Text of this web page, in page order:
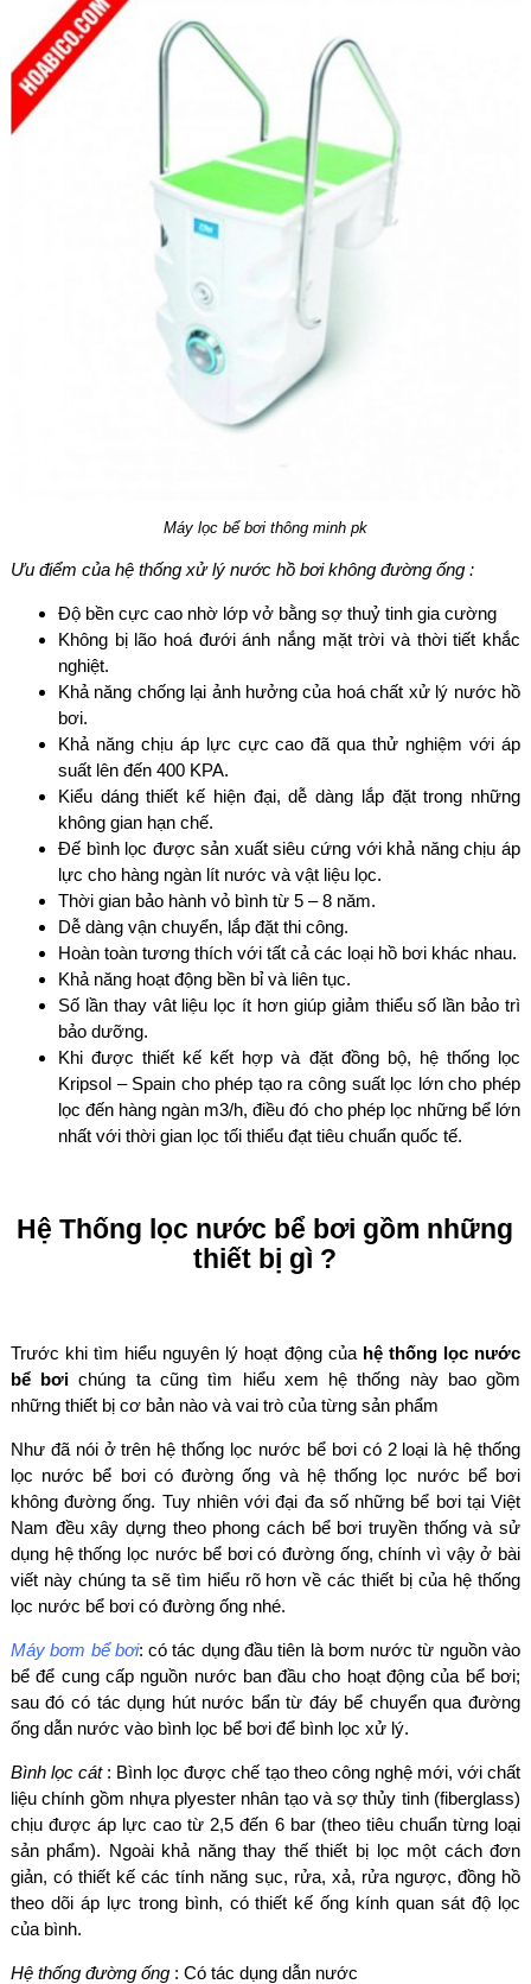
Máy lọc bể bơi thông minh pk
Ưu điểm của hệ thống xử lý nước hồ bơi không đường ống :
Độ bền cực cao nhờ lớp vở bằng sợ thuỷ tinh gia cường
Không bị lão hoá đưới ánh nắng mặt trời và thời tiết khắc
nghiệt.
Khả năng chống lại ảnh hưởng của hoá chất xử lý nước hồ
bơi.
Khả năng chịu áp lực cực cao đã qua thử nghiệm với áp
suất lên đến 400 KPA.
Kiểu dáng thiết kế hiện đại, dễ dàng lắp đặt trong những
không gian hạn chế.
Đế bình lọc được sản xuất siêu cứng với khả năng chịu áp
lực cho hàng ngàn lít nước và vật liệu lọc.
Thời gian bảo hành vỏ bình từ 5 – 8 năm.
Dễ dàng vận chuyển, lắp đặt thi công.
Hoàn toàn tương thích với tất cả các loại hồ bơi khác nhau.
Khả năng hoạt động bền bỉ và liên tục.
Số lần thay vât liệu lọc ít hơn giúp giảm thiểu số lần bảo trì
bảo dưỡng.
Khi được thiết kế kết hợp và đặt đồng bộ, hệ thống lọc
Kripsol – Spain cho phép tạo ra công suất lọc lớn cho phép
lọc đến hàng ngàn m3/h, điều đó cho phép lọc những bể lớn
nhất với thời gian lọc tối thiểu đạt tiêu chuẩn quốc tế.
Hệ Thống lọc nước bể bơi gồm những
thiết bị gì ?
Trước khi tìm hiểu nguyên lý hoạt động củahệ thống lọc nước
bể bơi chúng ta cũng tìm hiểu xem hệ thống này bao gồm
những thiết bị cơ bản nào và vai trò của từng sản phẩm
Như đã nói ở trên hệ thống lọc nước bể bơi có 2 loại là hệ thống
lọc nước bể bơi có đường ống và hệ thống lọc nước bể bơi
không đường ống. Tuy nhiên với đại đa số những bể bơi tại Việt
Nam đều xây dựng theo phong cách bể bơi truyền thống và sử
dụng hệ thống lọc nước bể bơi có đường ống, chính vì vậy ở bài
viết này chúng ta sẽ tìm hiểu rõ hơn về các thiết bị của hệ thống
lọc nước bể bơi có đường ống nhé.
Máy bơm bể bơi: có tác dụng đầu tiên là bơm nước từ nguồn vào
bể để cung cấp nguồn nước ban đầu cho hoạt động của bể bơi;
sau đó có tác dụng hút nước bẩn từ đáy bể chuyển qua đường
ống dẫn nước vào bình lọc bể bơi để bình lọc xử lý.
Bình lọc cát: Bình lọc được chế tạo theo công nghệ mới, với chất
liệu chính gồm nhựa plyester nhân tạo và sợ thủy tinh (fiberglass)
chịu được áp lực cao từ 2,5 đến 6 bar (theo tiêu chuẩn từng loại
sản phẩm). Ngoài khả năng thay thế thiết bị lọc một cách đơn
giản, có thiết kế các tính năng sục, rửa, xả, rửa ngược, đồng hồ
theo dõi áp lực trong bình, có thiết kế ống kính quan sát độ lọc
của bình.
Hệ thống đường ống: Có tác dụng dẫn nước